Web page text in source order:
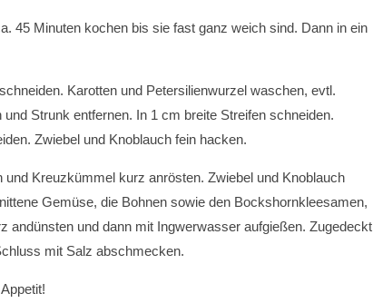
45 Minuten kochen bis sie fast ganz weich sind. Dann in ein
Karotten und Petersilienwurzel waschen, evtl.
Strunk entfernen. In 1 cm breite Streifen schneiden.
Zwiebel und Knoblauch fein hacken.
Kreuzkümmel kurz anrösten. Zwiebel und Knoblauch
Gemüse, die Bohnen sowie den Bockshornkleesamen,
andünsten und dann mit Ingwerwasser aufgießen. Zugedeckt
mit Salz abschmecken.